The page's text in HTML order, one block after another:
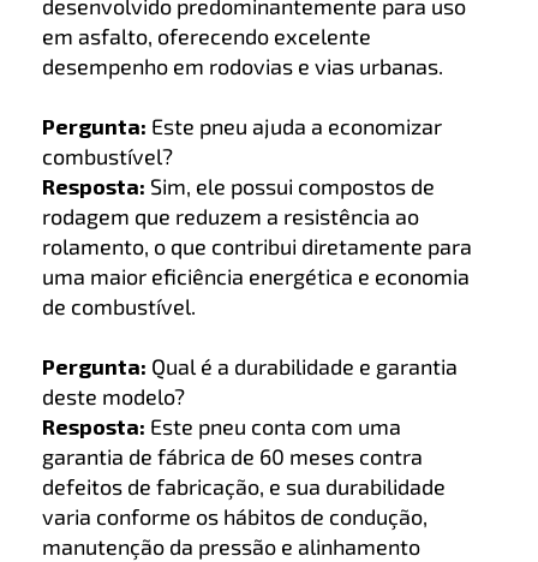
desenvolvido predominantemente para uso
em asfalto, oferecendo excelente
desempenho em rodovias e vias urbanas.
Pergunta: Este pneu ajuda a economizar
combustível?
Resposta: Sim, ele possui compostos de
rodagem que reduzem a resistência ao
rolamento, o que contribui diretamente para
uma maior eficiência energética e economia
de combustível.
Pergunta: Qual é a durabilidade e garantia
deste modelo?
Resposta: Este pneu conta com uma
garantia de fábrica de 60 meses contra
defeitos de fabricação, e sua durabilidade
varia conforme os hábitos de condução,
manutenção da pressão e alinhamento